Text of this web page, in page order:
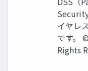
イヤレ
です。
Rights